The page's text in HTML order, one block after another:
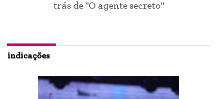
trás de "O agente secreto"
indicações